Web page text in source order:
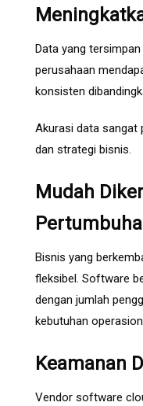
Data yang
perusahaan
konsisten
Akurasi data sangat
dan strategi bisnis.
Mudah
Bisnis yang
fleksibel. Software
dengan jumlah
kebutuhan
Keamanan
Vendor software